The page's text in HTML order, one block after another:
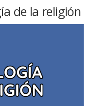
RECURSOS
de la religión